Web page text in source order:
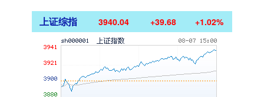
上证综指 3940.04 +39.68 +1.02%